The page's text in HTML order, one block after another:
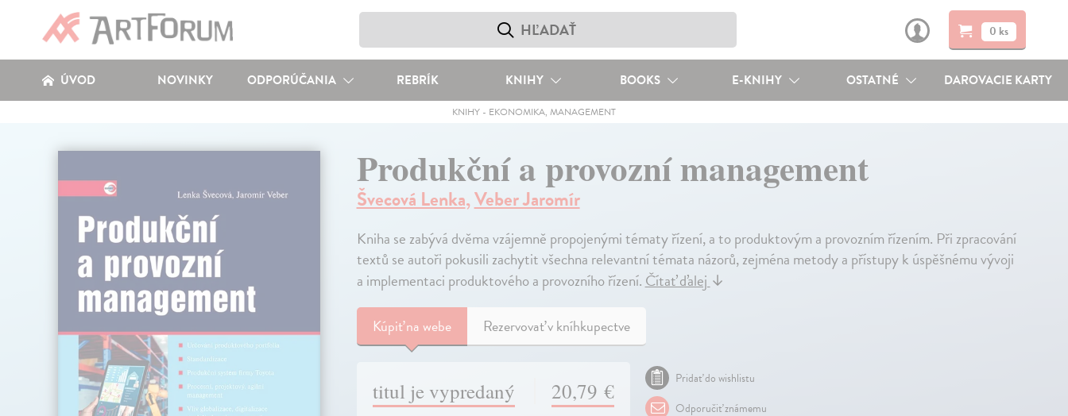
0 ks
ÚVOD NOVINKY ODPORÚČANIA REBRÍK KNIHY BOOKS E-KNIHY OSTATNÉ DAROVACIE KARTY
KNIHY- EKONOMIKA, MANAGEMENT
Produkční a provozní management
Švecová Lenka,Veber Jaromír
Kniha se zabývá dvěma vzájemně propojenými tématy řízení, a to produktovým a provozním řízením. Při zpracování
textů se autoři pokusili zachytit všechna relevantní témata názorů, zejména metody a přístupy k úspěšnému vývoji
a implementaci produktového a provozního řízení.Čítať ďalej↓
Kúpiťna webe Rezervovať v kníhkupectve
titul je vypredaný 20,79 €
Pridať do wishlistu
Odporučiť známemu